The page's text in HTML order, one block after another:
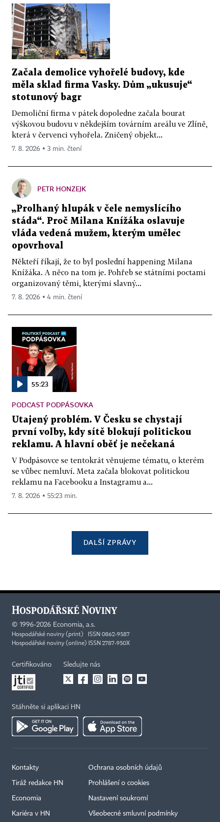
Začala demolice vyhořelé budovy, kde
měla sklad firma Vasky. Dům „ukusuje“
stotunový bagr
Demoliční firma v pátek dopoledne začala bourat
výškovou budovu v někdejším továrním areálu ve Zlíně,
která v červenci vyhořela. Zničený objekt...
7. 8. 2026 ▪ 3 min. čtení
PETR HONZEJK
„Prolhaný hlupák v čele nemyslícího
stáda“. Proč Milana Knížáka oslavuje
vláda vedená mužem, kterým umělec
opovrhoval
Někteří říkají, že to byl poslední happening Milana
Knížáka. A něco na tom je. Pohřeb se státními poctami
organizovaný těmi, kterými slavný...
7. 8. 2026 ▪ 4 min. čtení
55:23
PODCAST PODPÁSOVKA
Utajený problém. V Česku se chystají
první volby, kdy sítě blokují politickou
reklamu. A hlavní oběť je nečekaná
V Podpásovce se tentokrát věnujeme tématu, o kterém
se vůbec nemluví. Meta začala blokovat politickou
reklamu na Facebooku a Instagramu a...
7. 8. 2026 ▪ 55:23 min.
DALŠÍ ZPRÁVY
© 1996-2026 Economia, a.s.
Hospodářské noviny (print) ISSN 0862-9587
Hospodářské noviny (online) ISSN 2787-950X
Certifikováno Sledujte nás
Stáhněte si aplikaci HN
Kontakty
Tiráž redakce HN
Economia
Kariéra v HN
Ochrana osobních údajů
Prohlášení o cookies
Nastavení soukromí
Všeobecné smluvní podmínky